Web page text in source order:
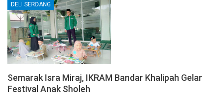
DELI SERDANG
Semarak Isra Miraj, IKRAM Bandar Khalipah Gelar
Festival Anak Sholeh